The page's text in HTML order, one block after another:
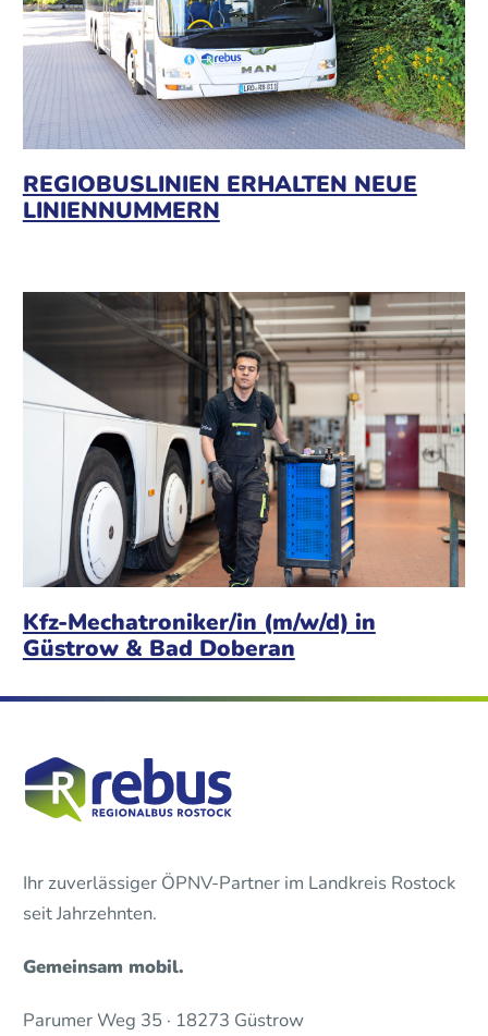
REGIOBUSLINIEN ERHALTEN NEUE
LINIENNUMMERN
Kfz-Mechatroniker/in (m/w/d) in
Güstrow & Bad Doberan
Ihr zuverlässiger ÖPNV-Partner im Landkreis Rostock
seit Jahrzehnten.
Gemeinsam mobil.
Parumer Weg 35 · 18273 Güstrow